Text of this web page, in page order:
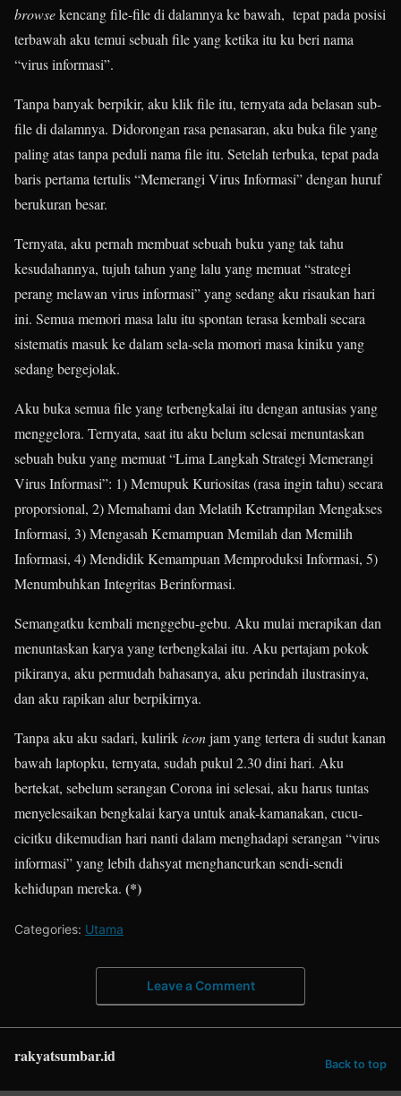
browsekencang file-file di dalamnya ke bawah, tepat pada posisi
terbawah aku temui sebuah file yang ketika itu ku beri nama
“virus informasi”.
Tanpa banyak berpikir, aku klik file itu, ternyata ada belasan sub-
file di dalamnya. Didorongan rasa penasaran, aku buka file yang
paling atas tanpa peduli nama file itu. Setelah terbuka, tepat pada
baris pertama tertulis “Memerangi Virus Informasi” dengan huruf
berukuran besar.
Ternyata, aku pernah membuat sebuah buku yang tak tahu
kesudahannya, tujuh tahun yang lalu yang memuat “strategi
perang melawan virus informasi” yang sedang aku risaukan hari
ini. Semua memori masa lalu itu spontan terasa kembali secara
sistematis masuk ke dalam sela-sela momori masa kiniku yang
sedang bergejolak.
Aku buka semua file yang terbengkalai itu dengan antusias yang
menggelora. Ternyata, saat itu aku belum selesai menuntaskan
sebuah buku yang memuat “Lima Langkah Strategi Memerangi
Virus Informasi”: 1) Memupuk Kuriositas (rasa ingin tahu) secara
proporsional, 2) Memahami dan Melatih Ketrampilan Mengakses
Informasi, 3) Mengasah Kemampuan Memilah dan Memilih
Informasi, 4) Mendidik Kemampuan Memproduksi Informasi, 5)
Menumbuhkan Integritas Berinformasi.
Semangatku kembali menggebu-gebu. Aku mulai merapikan dan
menuntaskan karya yang terbengkalai itu. Aku pertajam pokok
pikiranya, aku permudah bahasanya, aku perindah ilustrasinya,
dan aku rapikan alur berpikirnya.
Tanpa aku aku sadari, kulirikiconjam yang tertera di sudut kanan
bawah laptopku, ternyata, sudah pukul 2.30 dini hari. Aku
bertekat, sebelum serangan Corona ini selesai, aku harus tuntas
menyelesaikan bengkalai karya untuk anak-kamanakan, cucu-
cicitku dikemudian hari nanti dalam menghadapi serangan “virus
informasi” yang lebih dahsyat menghancurkan sendi-sendi
kehidupan mereka. (*)
Categories: Utama
Leave a Comment
rakyatsumbar.id Back to top